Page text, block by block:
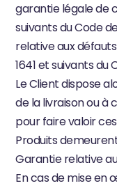
garantie légale de
suivants du Code
relative aux
1641 et suivants du
Le Client dispose
de la livraison ou
pour faire valoir
Produits
Garantie relative
En cas de mise en